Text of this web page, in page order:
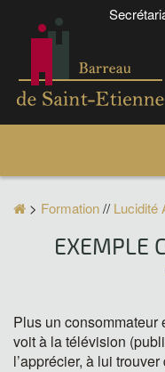
> Formation// Lucidité
EXEMPLE
Plus un consommateur
voit à la télévision
l’apprécier, à lui